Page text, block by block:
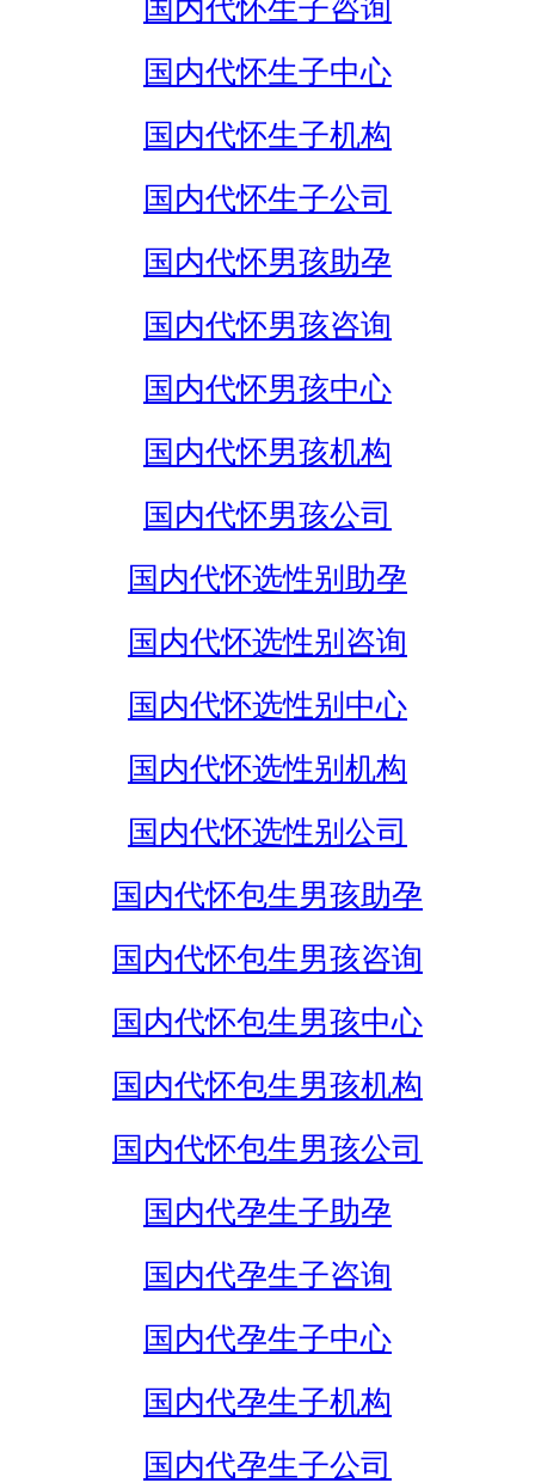
国内代怀生子咨询
国内代怀生子中心
国内代怀生子机构
国内代怀生子公司
国内代怀男孩助孕
国内代怀男孩咨询
国内代怀男孩中心
国内代怀男孩机构
国内代怀男孩公司
国内代怀选性别助孕
国内代怀选性别咨询
国内代怀选性别中心
国内代怀选性别机构
国内代怀选性别公司
国内代怀包生男孩助孕
国内代怀包生男孩咨询
国内代怀包生男孩中心
国内代怀包生男孩机构
国内代怀包生男孩公司
国内代孕生子助孕
国内代孕生子咨询
国内代孕生子中心
国内代孕生子机构
国内代孕生子公司